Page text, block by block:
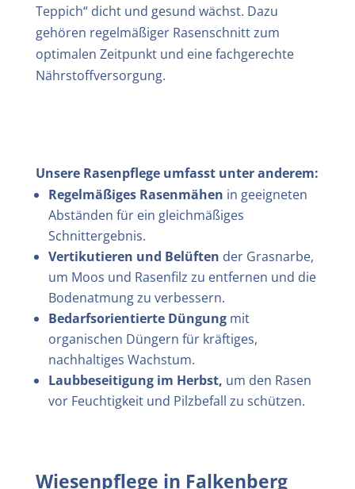
Teppich“ dicht und gesund wächst. Dazu
gehören regelmäßiger Rasenschnitt zum
optimalen Zeitpunkt und eine fachgerechte
Nährstoffversorgung.
Unsere Rasenpflege umfasst unter anderem:
Regelmäßiges Rasenmähen in geeigneten
Abständen für ein gleichmäßiges
Schnittergebnis.
Vertikutieren und Belüften der Grasnarbe,
um Moos und Rasenfilz zu entfernen und die
Bodenatmung zu verbessern.
Bedarfsorientierte Düngungmit
organischen Düngern für kräftiges,
nachhaltiges Wachstum.
Laubbeseitigung im Herbst, um den Rasen
vor Feuchtigkeit und Pilzbefall zu schützen.
Wiesenpflege in Falkenberg